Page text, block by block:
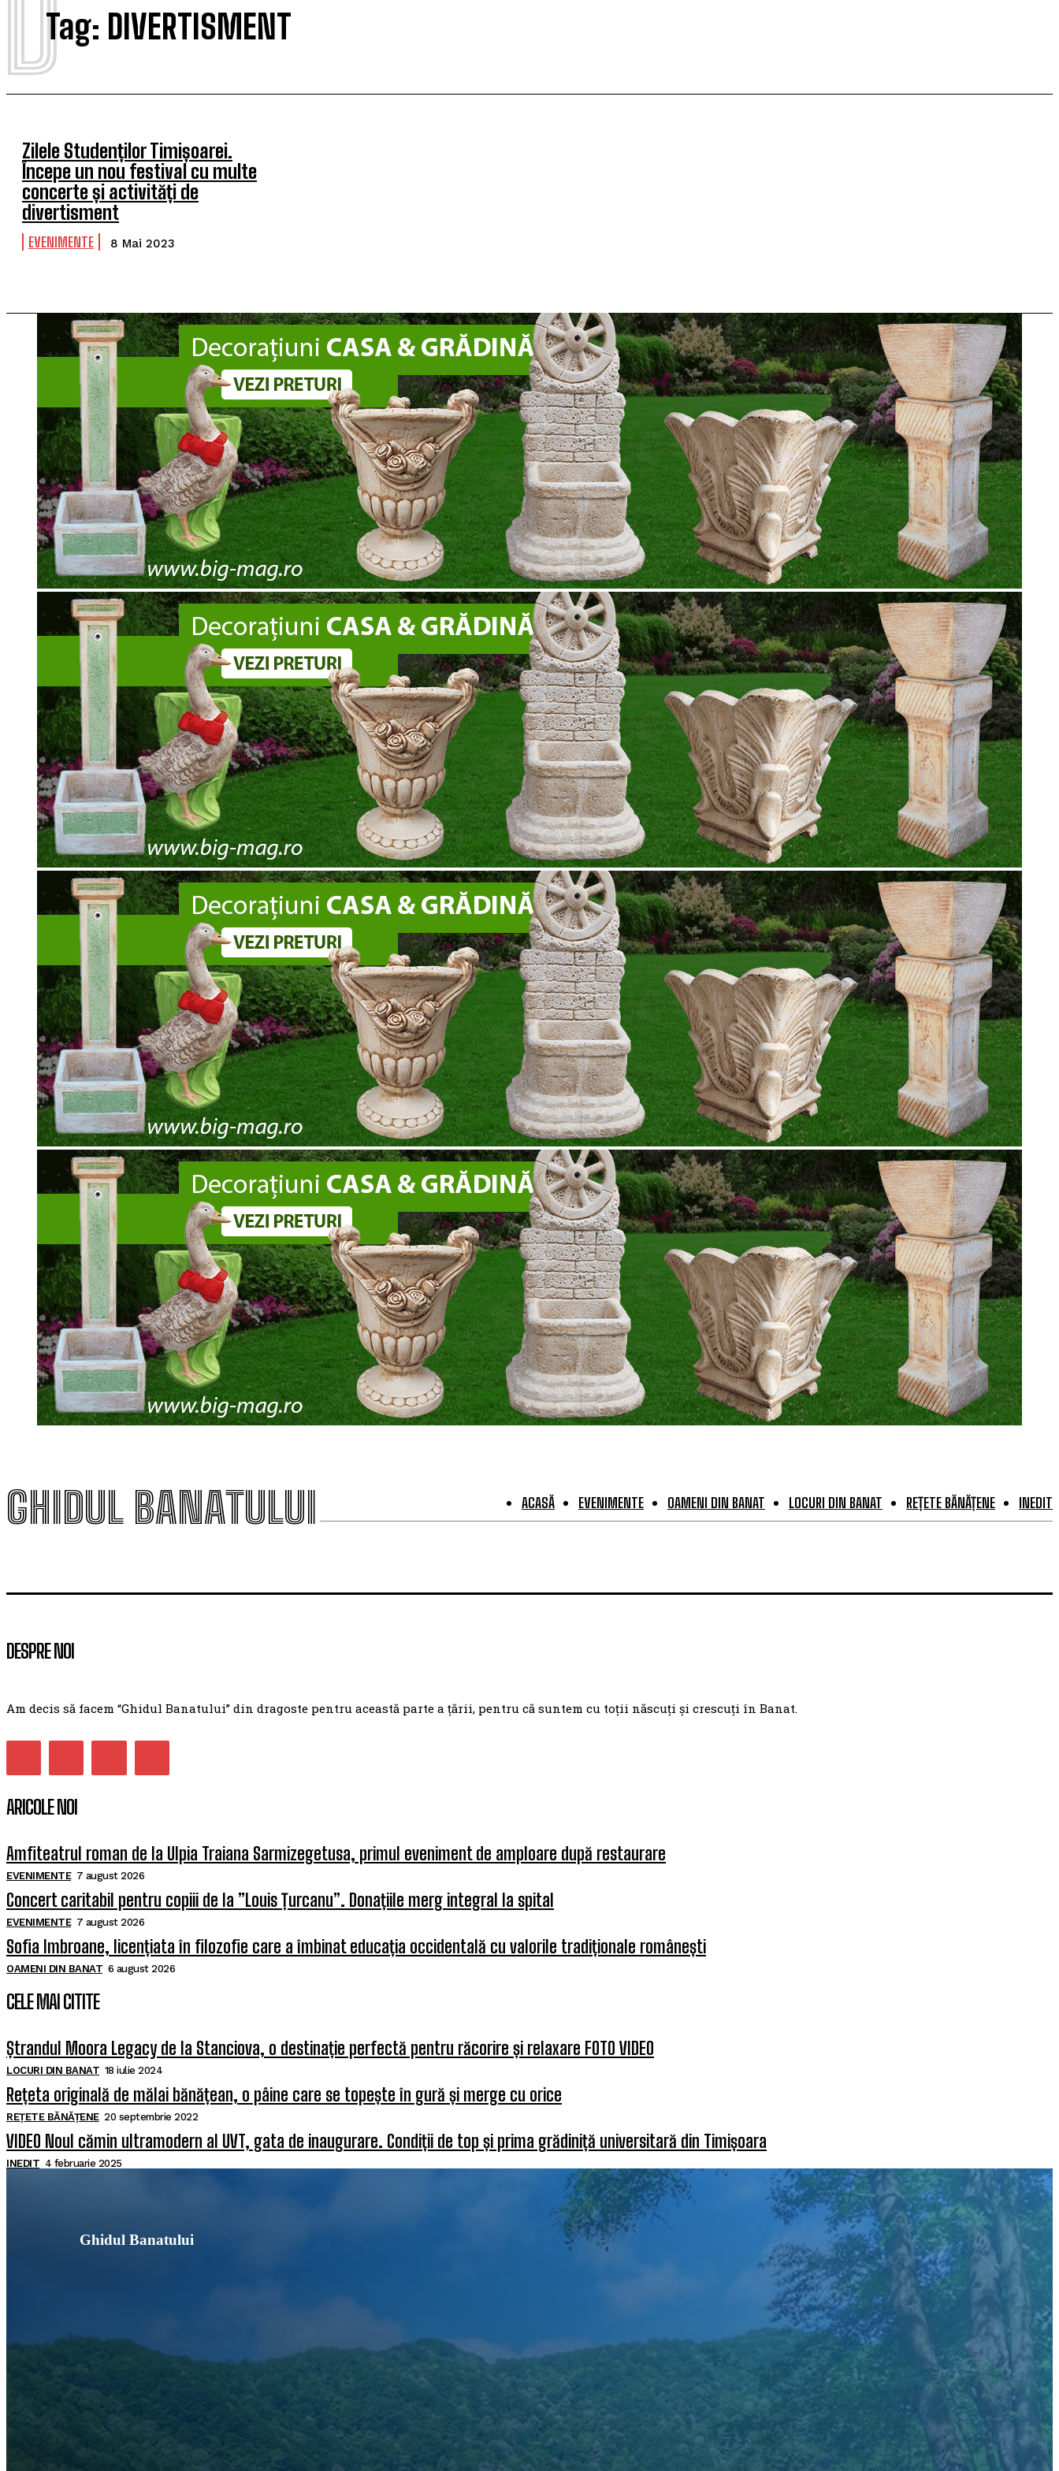
Tag: DIVERTISMENT
Zilele Studenților Timișoarei.
Începe un nou festival cu multe
concerte și activități de
divertisment
EVENIMENTE 8 Mai 2023
GHIDUL BANATULUI ACASĂ EVENIMENTE OAMENI DIN BANAT LOCURI DIN BANAT REȚETE BĂNĂȚENE INEDIT
DESPRE NOI
Am decis să facem “Ghidul Banatului” din dragoste pentru această parte a țării, pentru că suntem cu toții născuți și crescuți în Banat.
ARICOLE NOI
Amfiteatrul roman de la Ulpia Traiana Sarmizegetusa, primul eveniment de amploare după restaurare
EVENIMENTE 7 august 2026
Concert caritabil pentru copiii de la ”Louis Țurcanu”. Donațiile merg integral la spital
EVENIMENTE 7 august 2026
Sofia Imbroane, licențiata în filozofie care a îmbinat educația occidentală cu valorile tradiționale românești
OAMENI DIN BANAT 6 august 2026
CELE MAI CITITE
Ștrandul Moora Legacy de la Stanciova, o destinație perfectă pentru răcorire și relaxare FOTO VIDEO
LOCURI DIN BANAT 18 iulie 2024
Rețeta originală de mălai bănățean, o pâine care se topește în gură și merge cu orice
REȚETE BĂNĂȚENE 20 septembrie 2022
VIDEO Noul cămin ultramodern al UVT, gata de inaugurare. Condiții de top și prima grădiniță universitară din Timișoara
INEDIT 4 februarie 2025
Ghidul Banatului